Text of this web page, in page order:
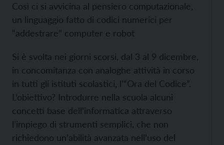
Così ci si avvicina al pensiero computazionale,
un linguaggio fatto di codici numerici per
“addestrare” computer e robot
Si è svolta nei giorni scorsi, dal 3 al 9 dicembre,
in concomitanza con analoghe attività in corso
in tutti gli istituti scolastici, l’“Ora del Codice”.
L’obiettivo? Introdurre nella scuola alcuni
concetti base dell’informatica attraverso
l’impiego di strumenti semplici, che non
richiedono un’abilità avanzata nell’uso del